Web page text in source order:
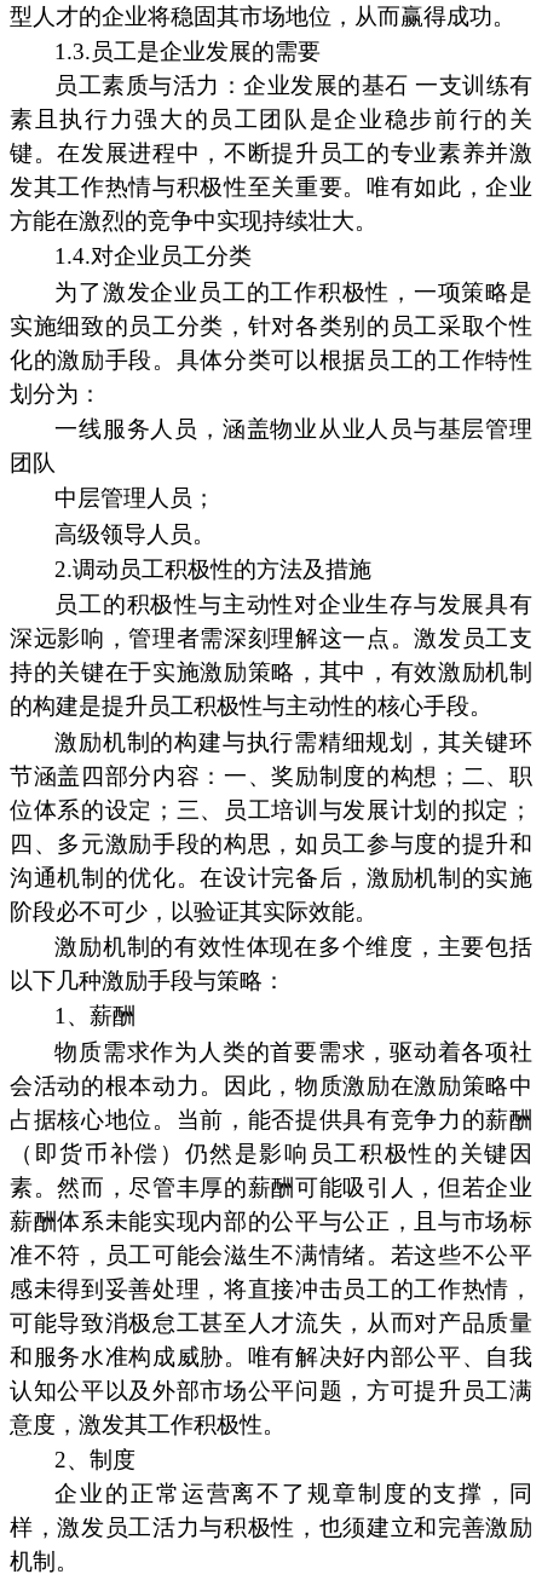
型人才的企业将稳固其市场地位，从而赢得成功。
1.3.员工是企业发展的需要
员工素质与活力：企业发展的基石 一支训练有
素且执行力强大的员工团队是企业稳步前行的关
键。在发展进程中，不断提升员工的专业素养并激
发其工作热情与积极性至关重要。唯有如此，企业
方能在激烈的竞争中实现持续壮大。
1.4.对企业员工分类
为了激发企业员工的工作积极性，一项策略是
实施细致的员工分类，针对各类别的员工采取个性
化的激励手段。具体分类可以根据员工的工作特性
划分为：
一线服务人员，涵盖物业从业人员与基层管理
团队
中层管理人员；
高级领导人员。
2.调动员工积极性的方法及措施
员工的积极性与主动性对企业生存与发展具有
深远影响，管理者需深刻理解这一点。激发员工支
持的关键在于实施激励策略，其中，有效激励机制
的构建是提升员工积极性与主动性的核心手段。
激励机制的构建与执行需精细规划，其关键环
节涵盖四部分内容：一、奖励制度的构想；二、职
位体系的设定；三、员工培训与发展计划的拟定；
四、多元激励手段的构思，如员工参与度的提升和
沟通机制的优化。在设计完备后，激励机制的实施
阶段必不可少，以验证其实际效能。
激励机制的有效性体现在多个维度，主要包括
以下几种激励手段与策略：
1、薪酬
物质需求作为人类的首要需求，驱动着各项社
会活动的根本动力。因此，物质激励在激励策略中
占据核心地位。当前，能否提供具有竞争力的薪酬
（即货币补偿）仍然是影响员工积极性的关键因
素。然而，尽管丰厚的薪酬可能吸引人，但若企业
薪酬体系未能实现内部的公平与公正，且与市场标
准不符，员工可能会滋生不满情绪。若这些不公平
感未得到妥善处理，将直接冲击员工的工作热情，
可能导致消极怠工甚至人才流失，从而对产品质量
和服务水准构成威胁。唯有解决好内部公平、自我
认知公平以及外部市场公平问题，方可提升员工满
意度，激发其工作积极性。
2、制度
企业的正常运营离不了规章制度的支撑，同
样，激发员工活力与积极性，也须建立和完善激励
机制。